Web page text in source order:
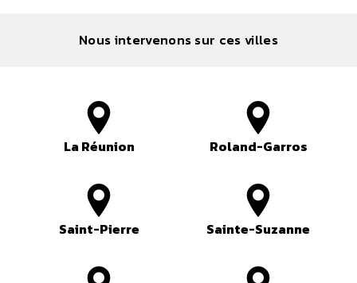
Nous intervenons sur ces villes
La Réunion Roland-Garros
Saint-Pierre Sainte-Suzanne